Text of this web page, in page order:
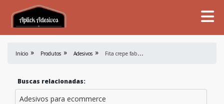
Início Produtos Adesivos F
ita crepe fabricante
Buscas relacionadas:
Adesivos para ecommerce